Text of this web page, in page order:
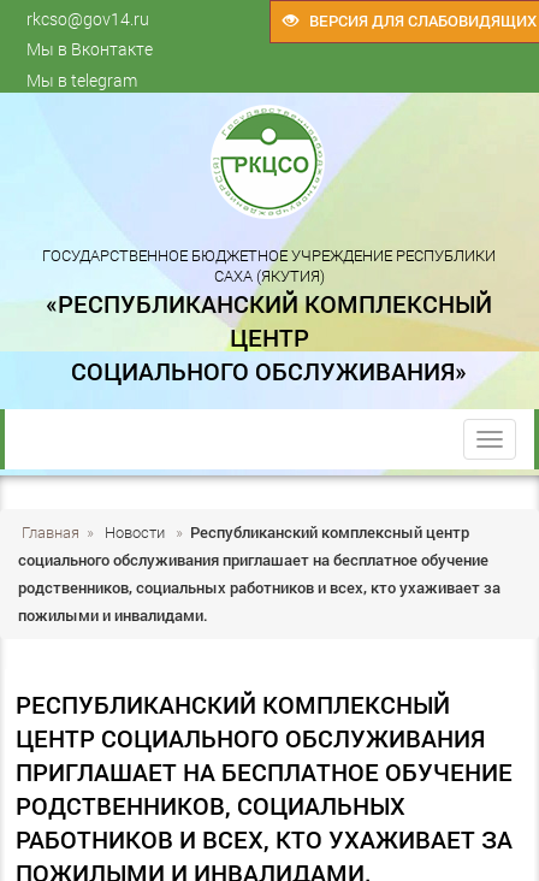
ВЕРСИЯ ДЛЯ СЛАБОВИДЯЩИХ
rkcso@gov14.ru
Мы в Вконтакте
Мы в telegram
ГОСУДАРСТВЕННОЕ БЮДЖЕТНОЕ УЧРЕЖДЕНИЕ РЕСПУБЛИКИ
САХА (ЯКУТИЯ)
«РЕСПУБЛИКАНСКИЙ КОМПЛЕКСНЫЙ
ЦЕНТР
СОЦИАЛЬНОГО ОБСЛУЖИВАНИЯ»
trk
Главная » Новости » Республиканский комплексный центр
социального обслуживания приглашает на бесплатное обучение
родственников, социальных работников и всех, кто ухаживает за
пожилыми и инвалидами.
РЕСПУБЛИКАНСКИЙ КОМПЛЕКСНЫЙ
ЦЕНТР СОЦИАЛЬНОГО ОБСЛУЖИВАНИЯ
ПРИГЛАШАЕТ НА БЕСПЛАТНОЕ ОБУЧЕНИЕ
РОДСТВЕННИКОВ, СОЦИАЛЬНЫХ
РАБОТНИКОВ И ВСЕХ, КТО УХАЖИВАЕТ ЗА
ПОЖИЛЫМИ И ИНВАЛИДАМИ.